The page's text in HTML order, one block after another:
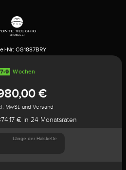
Nr: CG1887BRY
7-9 Wochen
€
MwSt. und Versand
€ in 24 Monatsraten
Länge der Halskette